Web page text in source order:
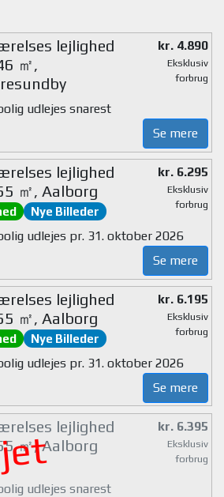
lejlighed
㎡,
kr. 4.890
Eksklusiv
forbrug
udlejes snarest
Se mere
lejlighed
㎡, Aalborg
Nye Billeder
kr. 6.295
Eksklusiv
forbrug
udlejes pr. 31. oktober 2026
Se mere
lejlighed
㎡, Aalborg
Nye Billeder
kr. 6.195
Eksklusiv
forbrug
udlejes pr. 31. oktober 2026
Se mere
lejlighed
㎡, Aalborg
kr. 6.395
Eksklusiv
forbrug
udlejes snarest